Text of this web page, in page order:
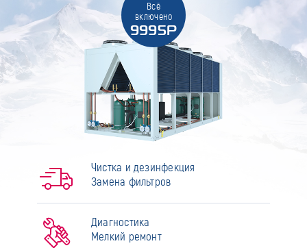
Всё
включено
9995Р
Чистка и дезинфекция
Замена фильтров
Диагностика
Мелкий ремонт